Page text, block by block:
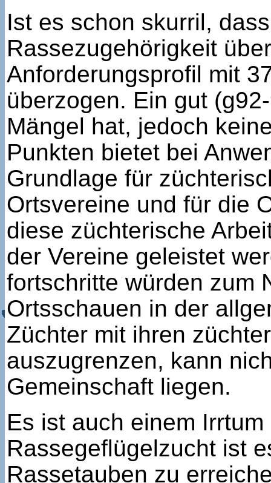
Ist es schon skurril,
Rassezugehörigkeit
Anforderungsprofil mit
überzogen. Ein gut
Mängel hat, jedoch
Punkten bietet bei
Grundlage für
Ortsvereine und für die
diese züchterische
der Vereine geleistet
fortschritte würden zum
Ortsschauen in der
Züchter mit ihren
auszugrenzen, kann
Gemeinschaft liegen.
Es ist auch einem
Rassegeflügelzucht ist
Rassetauben zu